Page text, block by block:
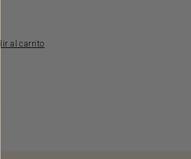
al carrito